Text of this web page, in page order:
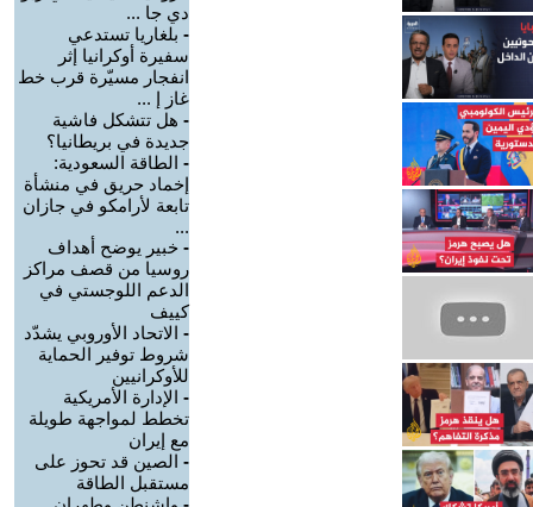
دي جا ...
- بلغاريا تستدعي
سفيرة أوكرانيا إثر
انفجار مسيّرة قرب خط
غاز إ ...
- هل تتشكل فاشية
جديدة في بريطانيا؟
- الطاقة السعودية:
إخماد حريق في منشأة
تابعة لأرامكو في جازان
...
- خبير يوضح أهداف
روسيا من قصف مراكز
الدعم اللوجستي في
كييف
- الاتحاد الأوروبي يشدّد
شروط توفير الحماية
للأوكرانيين
- الإدارة الأمريكية
تخطط لمواجهة طويلة
مع إيران
- الصين قد تحوز على
مستقبل الطاقة